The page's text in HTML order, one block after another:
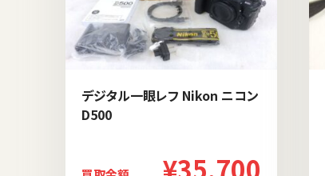
デジタル一眼レフ Nikon ニコン
D500